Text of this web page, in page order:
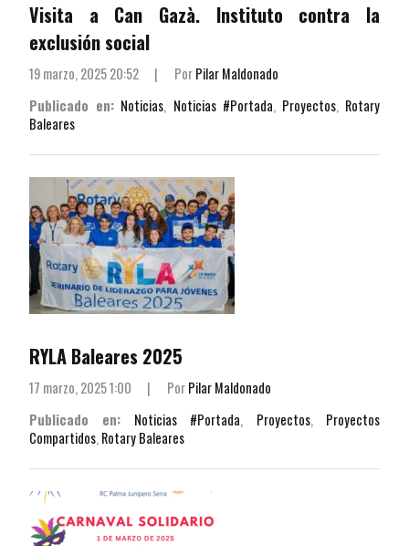
Visita a Can Gazà. Instituto contra la
exclusión social
19 marzo, 2025 20:52 | PorPilar Maldonado
Publicado en: Noticias, Noticias #Portada, Proyectos, Rotary
Baleares
RYLA Baleares 2025
17 marzo, 2025 1:00 | PorPilar Maldonado
Publicado en:
Noticias #Portada, Proyectos, Proyectos
Compartidos, Rotary Baleares